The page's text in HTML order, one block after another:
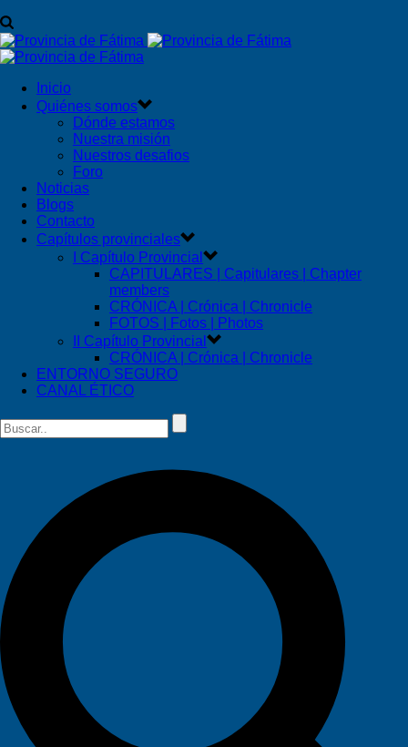
Inicio
Quiénes somos
Dónde estamos
Nuestra misión
Nuestros desafios
Foro
Noticias
Blogs
Contacto
Capítulos provinciales
I Capítulo Provincial
CAPITULARES | Capitulares | Chapter
members
CRÓNICA | Crónica | Chronicle
FOTOS | Fotos | Photos
II Capítulo Provincial
CRÓNICA | Crónica | Chronicle
ENTORNO SEGURO
CANAL ÉTICO